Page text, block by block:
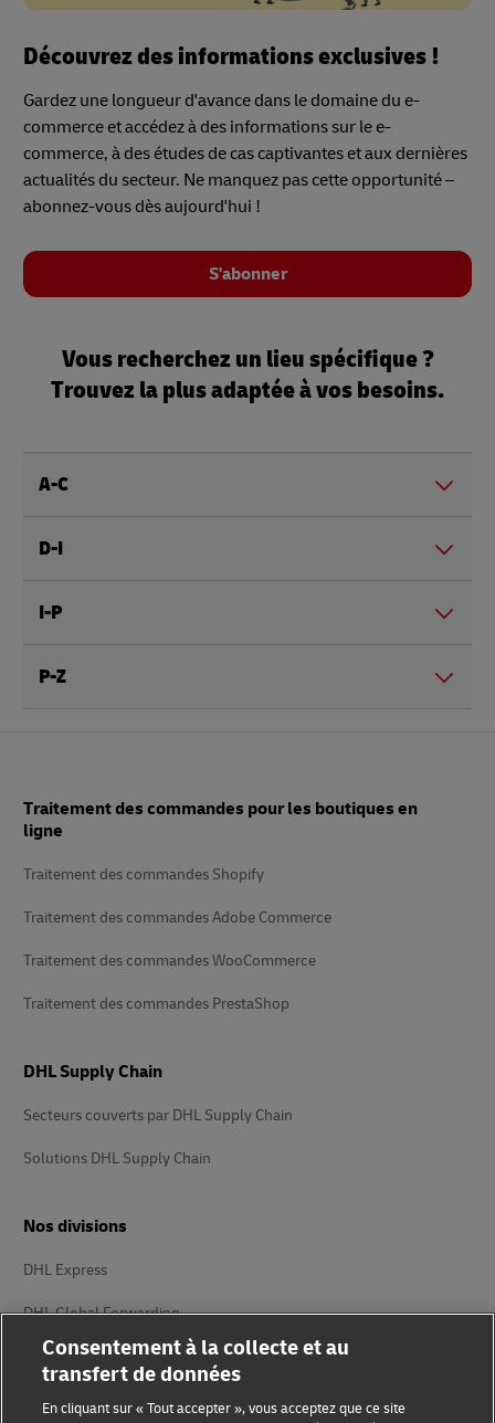
Découvrez des informations exclusives !
Gardez une longueur d'avance dans le domaine du e-
commerce et accédez à des informations sur le e-
commerce, à des études de cas captivantes et aux dernières
actualités du secteur. Ne manquez pas cette opportunité –
abonnez-vous dès aujourd'hui !
S'abonner
Vous recherchez un lieu spécifique ?
Trouvez la plus adaptée à vos besoins.
A-C
D-I
I-P
P-Z
page
Traitement des commandes pour les boutiques en
ligne
Traitement des commandes Shopify
Traitement des commandes Adobe Commerce
Traitement des commandes WooCommerce
Traitement des commandes PrestaShop
DHL Supply Chain
Secteurs couverts par DHL Supply Chain
Solutions DHL Supply Chain
Nos divisions
DHL Express
DHL Global Forwarding
DHL Supply Chain
DHL eCommerce
Consentement à la collecte et au
transfert de données
En cliquant sur « Tout accepter », vous acceptez que ce site